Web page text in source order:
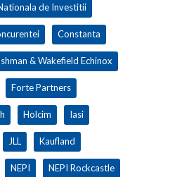
de Investitii
Constanta
& Wakefield Echinox
Forte Partners
Holcim Iasi
JLL Kaufland
NEPI NEPI Rockcastle